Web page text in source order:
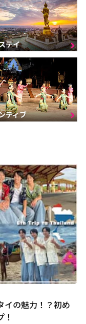
テイ
ティブ
イの魅力！？初め